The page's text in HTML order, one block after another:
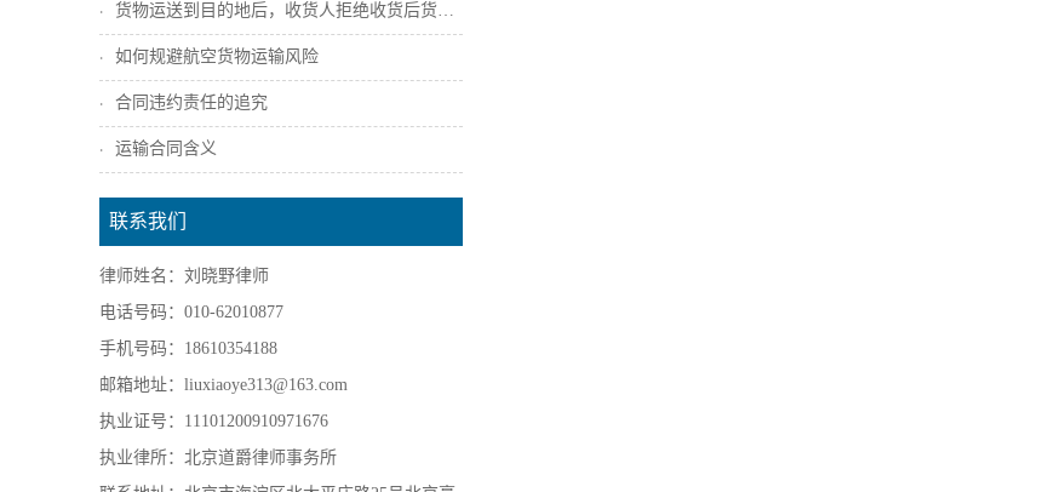
货物运送到目的地后，收货人拒绝收货后货主...
如何规避航空货物运输风险
合同违约责任的追究
运输合同含义
联系我们
律师姓名：刘晓野律师
电话号码：010-62010877
手机号码：18610354188
邮箱地址：liuxiaoye313@163.com
执业证号：11101200910971676
执业律所：北京道爵律师事务所